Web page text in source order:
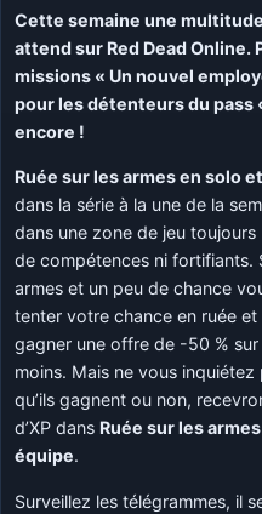
Cette semaine une
attend sur Red Dead Online.
missions « Un nouvel
pour les détenteurs du pass
encore !
Ruée sur les armes en solo
dans la série à la une de la
dans une zone de jeu
de compétences ni fortifiants.
armes et un peu de chance
tenter votre chance en ruée
gagner une offre de -50 %
moins. Mais ne vous
qu’ils gagnent ou non,
d’XP dans Ruée sur les
équipe.
Surveillez les télégrammes, il